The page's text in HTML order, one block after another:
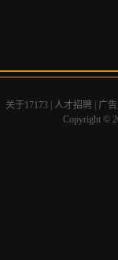
关于17173 人才招聘
广
Copyright ©